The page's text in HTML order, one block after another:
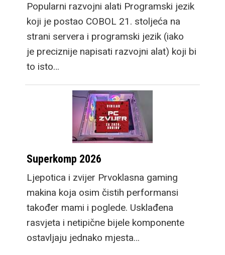
Popularni razvojni alati Programski jezik
koji je postao COBOL 21. stoljeća na
strani servera i programski jezik (iako
je preciznije napisati razvojni alat) koji bi
to isto…
Superkomp 2026
Ljepotica i zvijer Prvoklasna gaming
makina koja osim čistih performansi
također mami i poglede. Usklađena
rasvjeta i netipične bijele komponente
ostavljaju jednako mjesta…